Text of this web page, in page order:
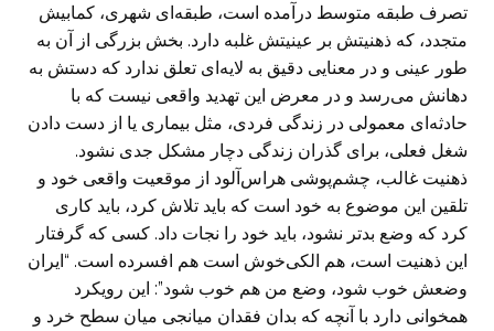
تصرف طبقه متوسط درآمده است، طبقه‌ای شهری، کمابیش
متجدد، که ذهنیتش بر عینیتش غلبه دارد. بخش بزرگی از آن به
طور عینی و در معنایی دقیق به لایه‌ای تعلق ندارد که دستش به
دهانش می‌رسد و در معرض این تهدید واقعی نیست که با
حادثه‌ای معمولی در زندگی فردی، مثل بیماری یا از دست دادن
شغل فعلی، برای گذران زندگی دچار مشکل جدی نشود.
ذهنیت غالب، چشم‌پوشی هراس‌آلود از موقعیت واقعی خود و
تلقین این موضوع به خود است که باید تلاش کرد، باید کاری
کرد که وضع بدتر نشود، باید خود را نجات داد. کسی که گرفتار
این ذهنیت است، هم الکی‌خوش است هم افسرده است. “ایران
وضعش خوب شود، وضع من هم خوب شود”: این رویکرد
همخوانی دارد با آنچه که بدان فقدان میانجی میان سطح خرد و